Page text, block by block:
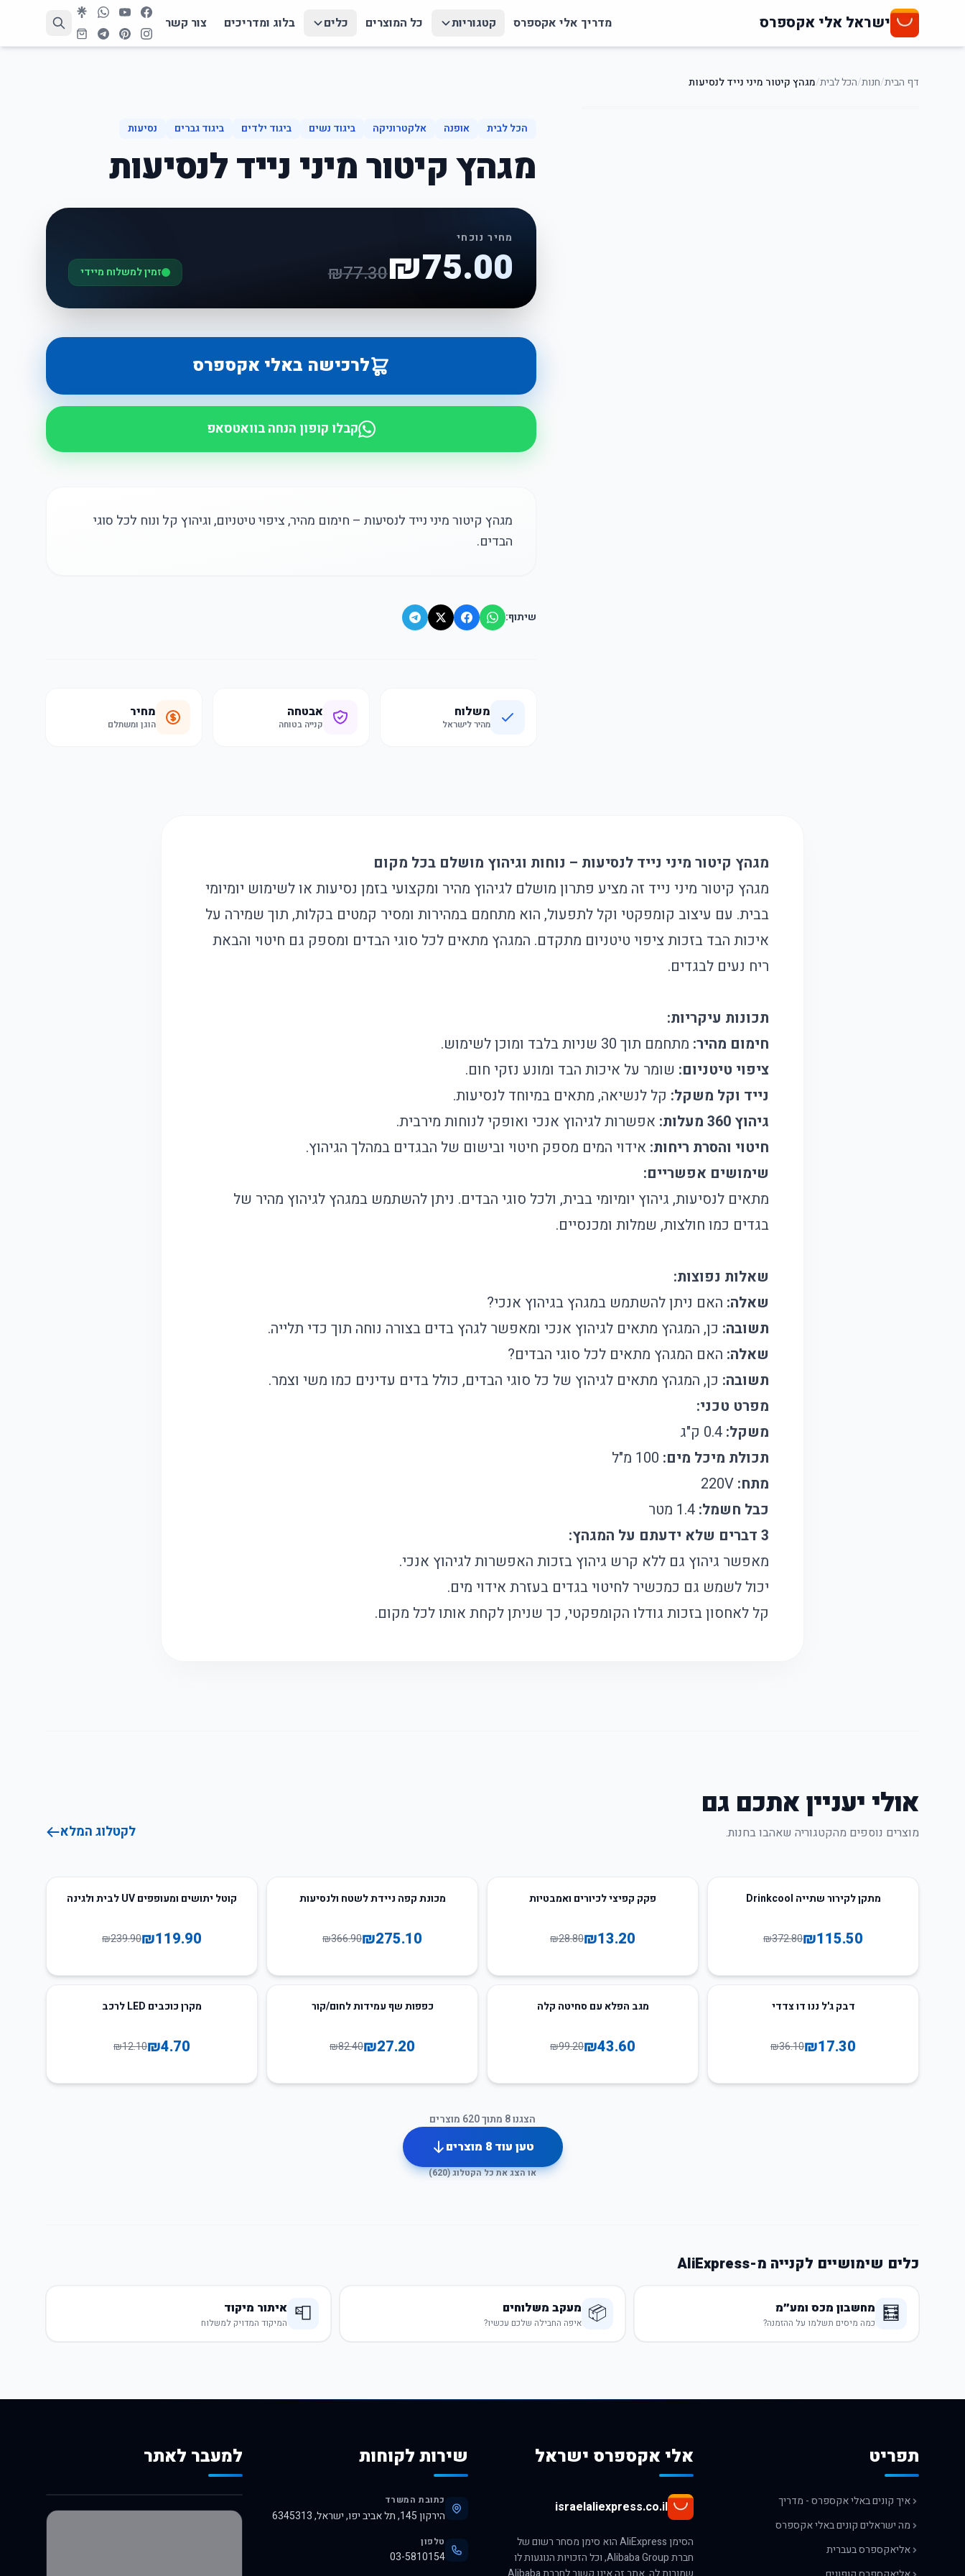
ישראל אלי אקספרס מדריך אלי אקספרס קטגוריות כל המוצרים כלים בלוג ומדריכים צור קשר
דף הבית/חנות/הכל לבית/מגהץ קיטור מיני נייד לנסיעות
הכל לבית אופנה אלקטרוניקה ביגוד נשים ביגוד ילדים ביגוד גברים נסיעות
מגהץ קיטור מיני נייד לנסיעות
מחיר נוכחי
₪75.00
₪77.30 זמין למשלוח מיידי
לרכישה באלי אקספרס
קבלו קופון הנחה בוואטסאפ
מגהץ קיטור מיני נייד לנסיעות – חימום מהיר, ציפוי טיטניום, וגיהוץ קל ונוח לכל סוגי
הבדים.
שיתוף:
משלוח
מהיר לישראל
אבטחה
קנייה בטוחה
מחיר
הוגן ומשתלם
מגהץ קיטור מיני נייד לנסיעות – נוחות וגיהוץ מושלם בכל מקום
מגהץ קיטור מיני נייד זה מציע פתרון מושלם לגיהוץ מהיר ומקצועי בזמן נסיעות או לשימוש יומיומי
בבית. עם עיצוב קומפקטי וקל לתפעול, הוא מתחמם במהירות ומסיר קמטים בקלות, תוך שמירה על
איכות הבד בזכות ציפוי טיטניום מתקדם. המגהץ מתאים לכל סוגי הבדים ומספק גם חיטוי והבאת
ריח נעים לבגדים.
תכונות עיקריות:
חימום מהיר: מתחמם תוך 30 שניות בלבד ומוכן לשימוש.
ציפוי טיטניום: שומר על איכות הבד ומונע נזקי חום.
נייד וקל משקל: קל לנשיאה, מתאים במיוחד לנסיעות.
גיהוץ 360 מעלות:
אפשרות לגיהוץ אנכי ואופקי לנוחות מירבית.
חיטוי והסרת ריחות: אידוי המים מספק חיטוי ובישום של הבגדים במהלך הגיהוץ.
שימושים אפשריים:
מתאים לנסיעות, גיהוץ יומיומי בבית, ולכל סוגי הבדים. ניתן להשתמש במגהץ לגיהוץ מהיר של
בגדים כמו חולצות, שמלות ומכנסיים.
שאלות נפוצות:
שאלה: האם ניתן להשתמש במגהץ בגיהוץ אנכי?
תשובה: כן, המגהץ מתאים לגיהוץ אנכי ומאפשר לגהץ בדים בצורה נוחה תוך כדי תלייה.
שאלה: האם המגהץ מתאים לכל סוגי הבדים?
תשובה: כן, המגהץ מתאים לגיהוץ של כל סוגי הבדים, כולל בדים עדינים כמו משי וצמר.
מפרט טכני:
משקל:
תכולת מיכל מים:
מתח:
כבל חשמל:
3 דברים שלא ידעתם על המגהץ:
מאפשר גיהוץ גם ללא קרש גיהוץ בזכות האפשרות לגיהוץ אנכי.
יכול לשמש גם כמכשיר לחיטוי בגדים בעזרת אידוי מים.
קל לאחסון בזכות גודלו הקומפקטי, כך שניתן לקחת אותו לכל מקום.
אולי יעניין אתכם גם
מוצרים נוספים מהקטגוריה שאהבו בחנות. לקטלוג המלא
מתקן לקירור שתייה Drinkcool
₪115.50
₪372.80
פקק קפיצי לכיורים ואמבטיות
₪13.20
₪28.80
מכונת קפה ניידת לשטח ולנסיעות
₪275.10
₪366.90
50
קוטל יתושים ומעופפים UV לבית ולגינה
₪119.90
₪239.90
דבק ג'ל ננו דו צדדי
₪17.30
₪36.10
מגב הפלא עם סחיטה קלה
₪43.60
₪99.20
כפפות שף עמידות לחום/קור
₪27.20
₪82.40
מקרן כוכבים LED לרכב
₪4.70
₪12.10
הצגנו8 מתוך620 מוצרים
טען עוד8 מוצרים
או הצג את כל הקטלוג (620
)
כלים שימושיים לקנייה מ-AliExpress
🧮 מחשבון מכס ומע״מ
כמה מיסים תשלמו על ההזמנה? 📦 מעקב משלוחים
איפה החבילה שלכם עכשיו? 📮 איתור מיקוד
המיקוד המדויק למשלוח
תפריט
איך קונים באלי אקספרס - מדריך
מה ישראלים קונים באלי אקספרס
אליאקספרס בעברית
אלי אקספרס ישראל
israelaliexpress.co.il
הסימן AliExpress הוא סימן מסחר רשום של
חברת Alibaba Group, וכל הזכויות הנוגעות לו
שירות לקוחות
כתובת המשרד
הירקון 145, תל אביב יפו, ישראל, 6345313
טלפון
03-5810154
למעבר לאתר
לרכישה באלי אקספרס